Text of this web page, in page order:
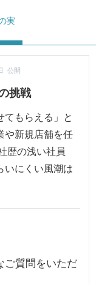
実
挑戦
公開
てもらえる」と
や新規店舗を任
歴の浅い社員
いにくい風潮は
ご質問をいただ